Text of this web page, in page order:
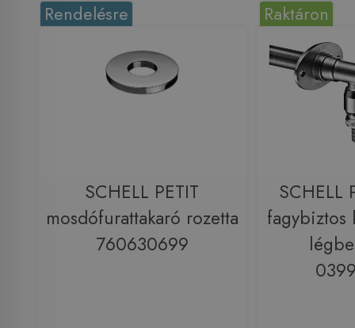
Rendelésre
SCHELL PETIT
mosdófurattakaró rozetta
760630699
Raktáron
SCHELL
fagybiztos